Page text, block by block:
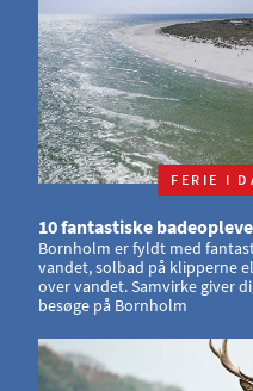
FERIE I
10 fantastiske
Bornholm er fyldt med
vandet, solbad på klipperne
over vandet. Samvirke giver
besøge på Bornholm